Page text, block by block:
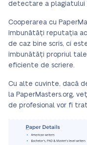
detectare a plagiatului
Cooperarea cu
îmbunătăți reputația
de caz bine scris, ci
îmbunătăți propriul
eficiente de scriere.
Cu alte cuvinte, dacă
la PaperMasters.org,
de profesional vor fi